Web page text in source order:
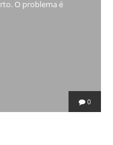
O problema é
0